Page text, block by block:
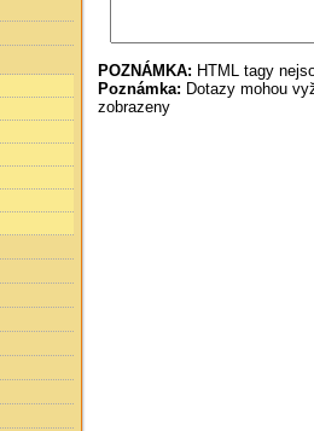
POZNÁMKA: HTML tagy
Poznámka: Dotazy mohou
zobrazeny